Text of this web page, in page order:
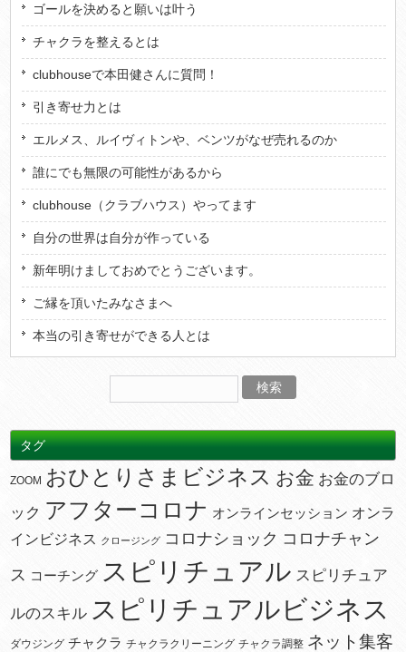
ゴールを決めると願いは叶う
チャクラを整えるとは
clubhouseで本田健さんに質問！
引き寄せ力とは
エルメス、ルイヴィトンや、ベンツがなぜ売れるのか
誰にでも無限の可能性があるから
clubhouse（クラブハウス）やってます
自分の世界は自分が作っている
新年明けましておめでとうございます。
ご縁を頂いたみなさまへ
本当の引き寄せができる人とは
タグ
ZOOM おひとりさまビジネス お金 お金のブロ
ック アフターコロナ オンラインセッション オンラ
インビジネス
クロージング コロナショック コロナチャン
ス コーチング スピリチュアル スピリチュア
ルのスキル スピリチュアルビジネス
ダウジング チャクラ チャクラクリーニング チャクラ調整 ネット集客